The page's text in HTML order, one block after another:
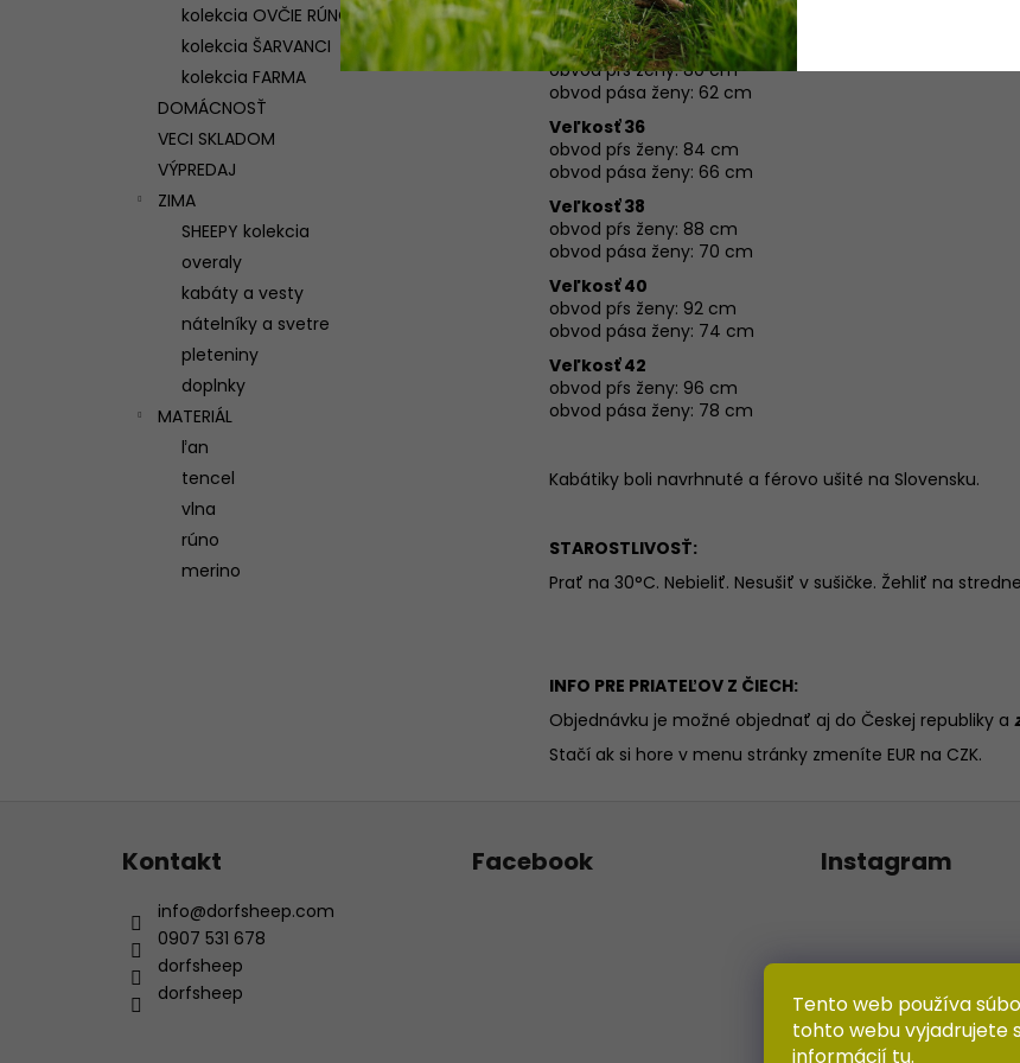
Tento web používa
tohto webu vyjadrujete
informácií tu.
kolekcia OVČIE RÚNO
kolekcia ŠARVANCI
kolekcia FARMA
DOMÁCNOSŤ
VECI SKLADOM
VÝPREDAJ
ZIMA
SHEEPY kolekcia
overaly
kabáty a vesty
nátelníky a svetre
pleteniny
doplnky
MATERIÁL
ľan
tencel
vlna
rúno
merino
ROZMERY:
Veľkosť 34
obvod pŕs ženy: 80 cm
obvod pása ženy: 62 cm
Veľkosť 36
obvod pŕs ženy: 84 cm
obvod pása ženy: 66 cm
Veľkosť 38
obvod pŕs ženy: 88 cm
obvod pása ženy: 70 cm
Veľkosť 40
obvod pŕs ženy: 92 cm
obvod pása ženy: 74 cm
Veľkosť 42
obvod pŕs ženy: 96 cm
obvod pása ženy: 78 cm
Kabátiky boli navrhnuté a férovo ušité na Slovensku.
STAROSTLIVOSŤ:
Prať na 30°C. Nebieliť. Nesušiť v sušičke. Žehliť na
INFO PRE PRIATEĽOV Z ČIECH:
Objednávku je možné objednať aj do Českej republiky a
Stačí ak si hore v menu stránky zmeníte EUR na CZK.
Kontakt
info@dorfsheep.com
0907 531 678
dorfsheep
dorfsheep
Facebook Instagram